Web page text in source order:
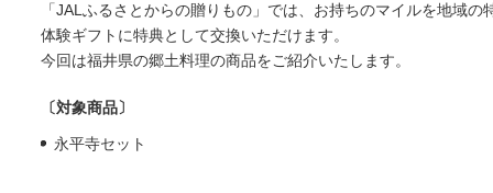
「JALふるさとからの贈りもの」では、お持ちのマイルを地域の
体験ギフトに特典として交換いただけます。
今回は福井県の郷土料理の商品をご紹介いたします。
〔対象商品〕
永平寺セット